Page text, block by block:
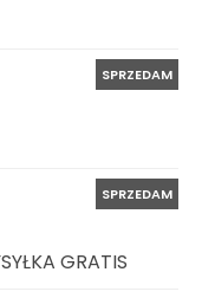
SPRZEDAM
SPRZEDAM
GRATIS